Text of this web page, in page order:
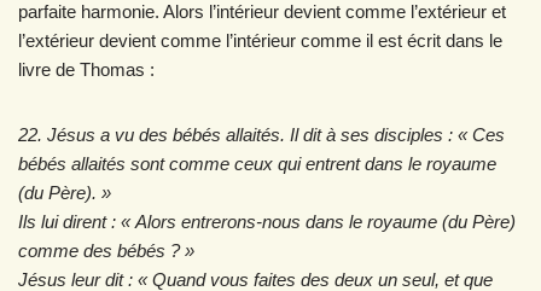
parfaite harmonie. Alors l’intérieur devient comme l’extérieur et
l’extérieur devient comme l’intérieur comme il est écrit dans le
livre de Thomas :
22. Jésus a vu des bébés allaités. Il dit à ses disciples : « Ces
bébés allaités sont comme ceux qui entrent dans le royaume
(du Père). »
Ils lui dirent : « Alors entrerons-nous dans le royaume (du Père)
comme des bébés ? »
Jésus leur dit : « Quand vous faites des deux un seul, et que